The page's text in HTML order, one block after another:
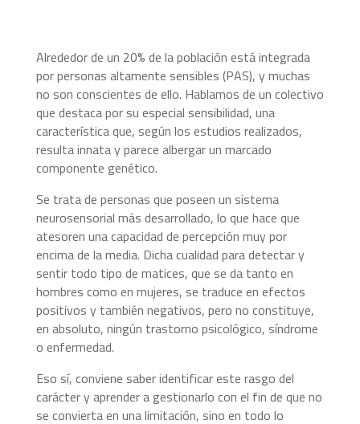
Alrededor de un 20% de la población está integrada
por personas altamente sensibles (PAS), y muchas
no son conscientes de ello. Hablamos de un colectivo
que destaca por su especial sensibilidad, una
característica que, según los estudios realizados,
resulta innata y parece albergar un marcado
componente genético.
Se trata de personas que poseen un sistema
neurosensorial más desarrollado, lo que hace que
atesoren una capacidad de percepción muy por
encima de la media. Dicha cualidad para detectar y
sentir todo tipo de matices, que se da tanto en
hombres como en mujeres, se traduce en efectos
positivos y también negativos, pero no constituye,
en absoluto, ningún trastorno psicológico, síndrome
o enfermedad.
Eso sí, conviene saber identificar este rasgo del
carácter y aprender a gestionarlo con el fin de que no
se convierta en una limitación, sino en todo lo